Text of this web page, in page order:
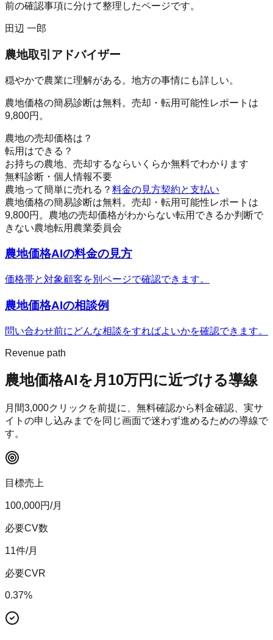
前の確認事項に分けて整理したページです。
田辺 一郎
農地取引アドバイザー
穏やかで農業に理解がある。地方の事情にも詳しい。
農地価格の簡易診断は無料。売却・転用可能性レポートは
9,800円。
農地の売却価格は？
転用はできる？
お持ちの農地、売却するならいくらか無料でわかります
無料診断・個人情報不要
農地って簡単に売れる？ 料金の見方契約と支払い
農地価格の簡易診断は無料。売却・転用可能性レポートは
9,800円。 農地の売却価格がわからない転用できるか判断で
きない農地転用 農業委員会
農地価格AIの料金の見方
価格帯と対象顧客を別ページで確認できます。
農地価格AIの相談例
問い合わせ前にどんな相談をすればよいかを確認できます。
Revenue path
農地価格AIを月10万円に近づける導線
月間3,000クリックを前提に、無料確認から料金確認、実サ
イトの申し込みまでを同じ画面で迷わず進めるための導線で
す。
目標売上
100,000円/月
必要CV数
11件/月
必要CVR
0.37%